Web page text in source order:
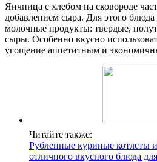
Яичница с хлебом на сковороде
добавлением сыра. Для этого
молочные продукты: твердые,
сыры. Особенно вкусно
угощение аппетитным и
Читайте также:
Рубленные куриные котлеты
отличного вкусного блюда